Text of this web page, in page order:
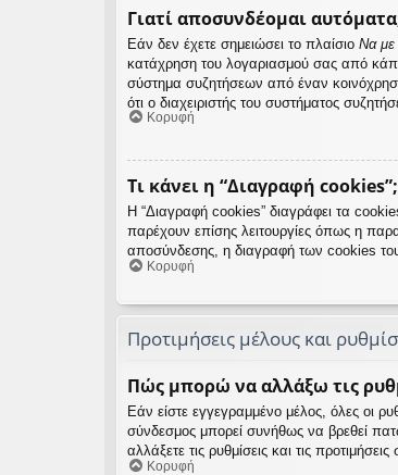
Γιατί αποσυνδέομαι
Εάν δεν έχετε σημειώσει το πλαίσιο Να με
κατάχρηση του λογαριασμού σας από
σύστημα συζητήσεων από έναν
ότι ο διαχειριστής του συστήματος
Κορυφή
Τι κάνει η “Διαγραφή cookies”;
Η “Διαγραφή cookies” διαγράφει τα
παρέχουν επίσης λειτουργίες όπως η
αποσύνδεσης, η διαγραφή των cookies
Κορυφή
Προτιμήσεις μέλους και
Πώς μπορώ να αλλάξω τις
Εάν είστε εγγεγραμμένο μέλος, όλες οι
σύνδεσμος μπορεί συνήθως να βρεθεί
αλλάξετε τις ρυθμίσεις και τις προτιμήσεις
Κορυφή